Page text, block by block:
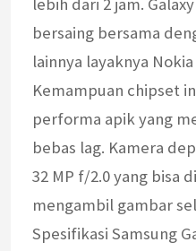
lebih dari 2 jam.
bersaing bersama
lainnya layaknya
Kemampuan chipset
performa apik yang
bebas lag. Kamera
32 MP f/2.0 yang bisa
mengambil gambar
Spesifikasi Samsung